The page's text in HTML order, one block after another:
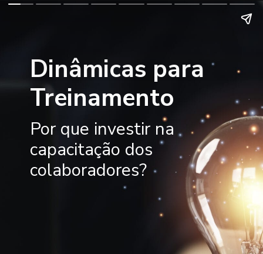
Dinâmicas para
Treinamento
Por que investir na
capacitação dos
colaboradores?